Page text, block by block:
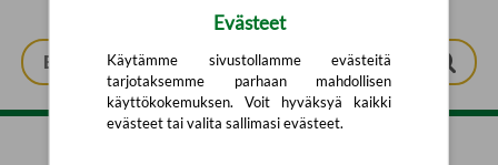
Evästeet
Käytämme sivustollamme evästeitä
tarjotaksemme parhaan mahdollisen
käyttökokemuksen. Voit hyväksyä kaikki
evästeet tai valita sallimasi evästeet.